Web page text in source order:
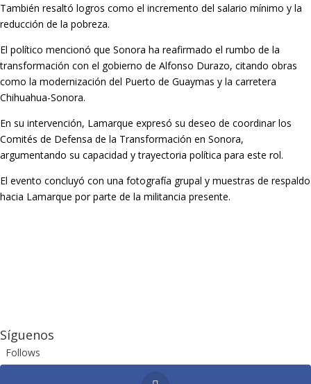
También resaltó logros como el incremento del salario mínimo y la
reducción de la pobreza.
El político mencionó que Sonora ha reafirmado el rumbo de la
transformación con el gobierno de Alfonso Durazo, citando obras
como la modernización del Puerto de Guaymas y la carretera
Chihuahua-Sonora.
En su intervención, Lamarque expresó su deseo de coordinar los
Comités de Defensa de la Transformación en Sonora,
argumentando su capacidad y trayectoria política para este rol.
El evento concluyó con una fotografía grupal y muestras de respaldo
hacia Lamarque por parte de la militancia presente.
Síguenos
Follows